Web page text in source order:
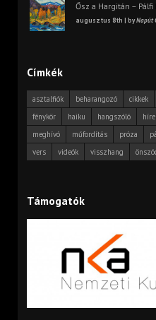
Ősz a Hargitán –
augusztus 8th | byNapút
Címkék
asztalfiók beharangozó cikkek
fénykör
haiku hangszóló
meghívó
műfordítás próza
vers
videók visszhang
Támogatók